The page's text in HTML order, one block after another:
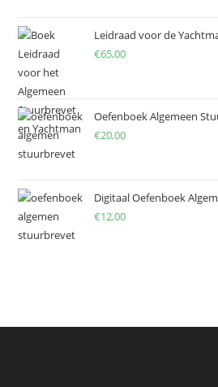
Leidraad voor de
€65,00
Oefenboek Algemeen
€20,00
Digitaal Oefenboek
€12,00